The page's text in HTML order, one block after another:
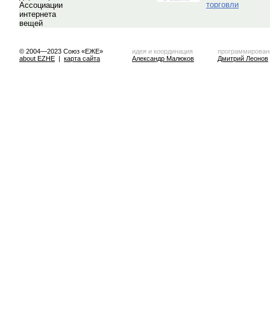
торговли
© 2004—2023 Союз «ЕЖЕ»
about EZHE | карта сайта
идея и координация
Александр Малюков
Дмитрий Леонов